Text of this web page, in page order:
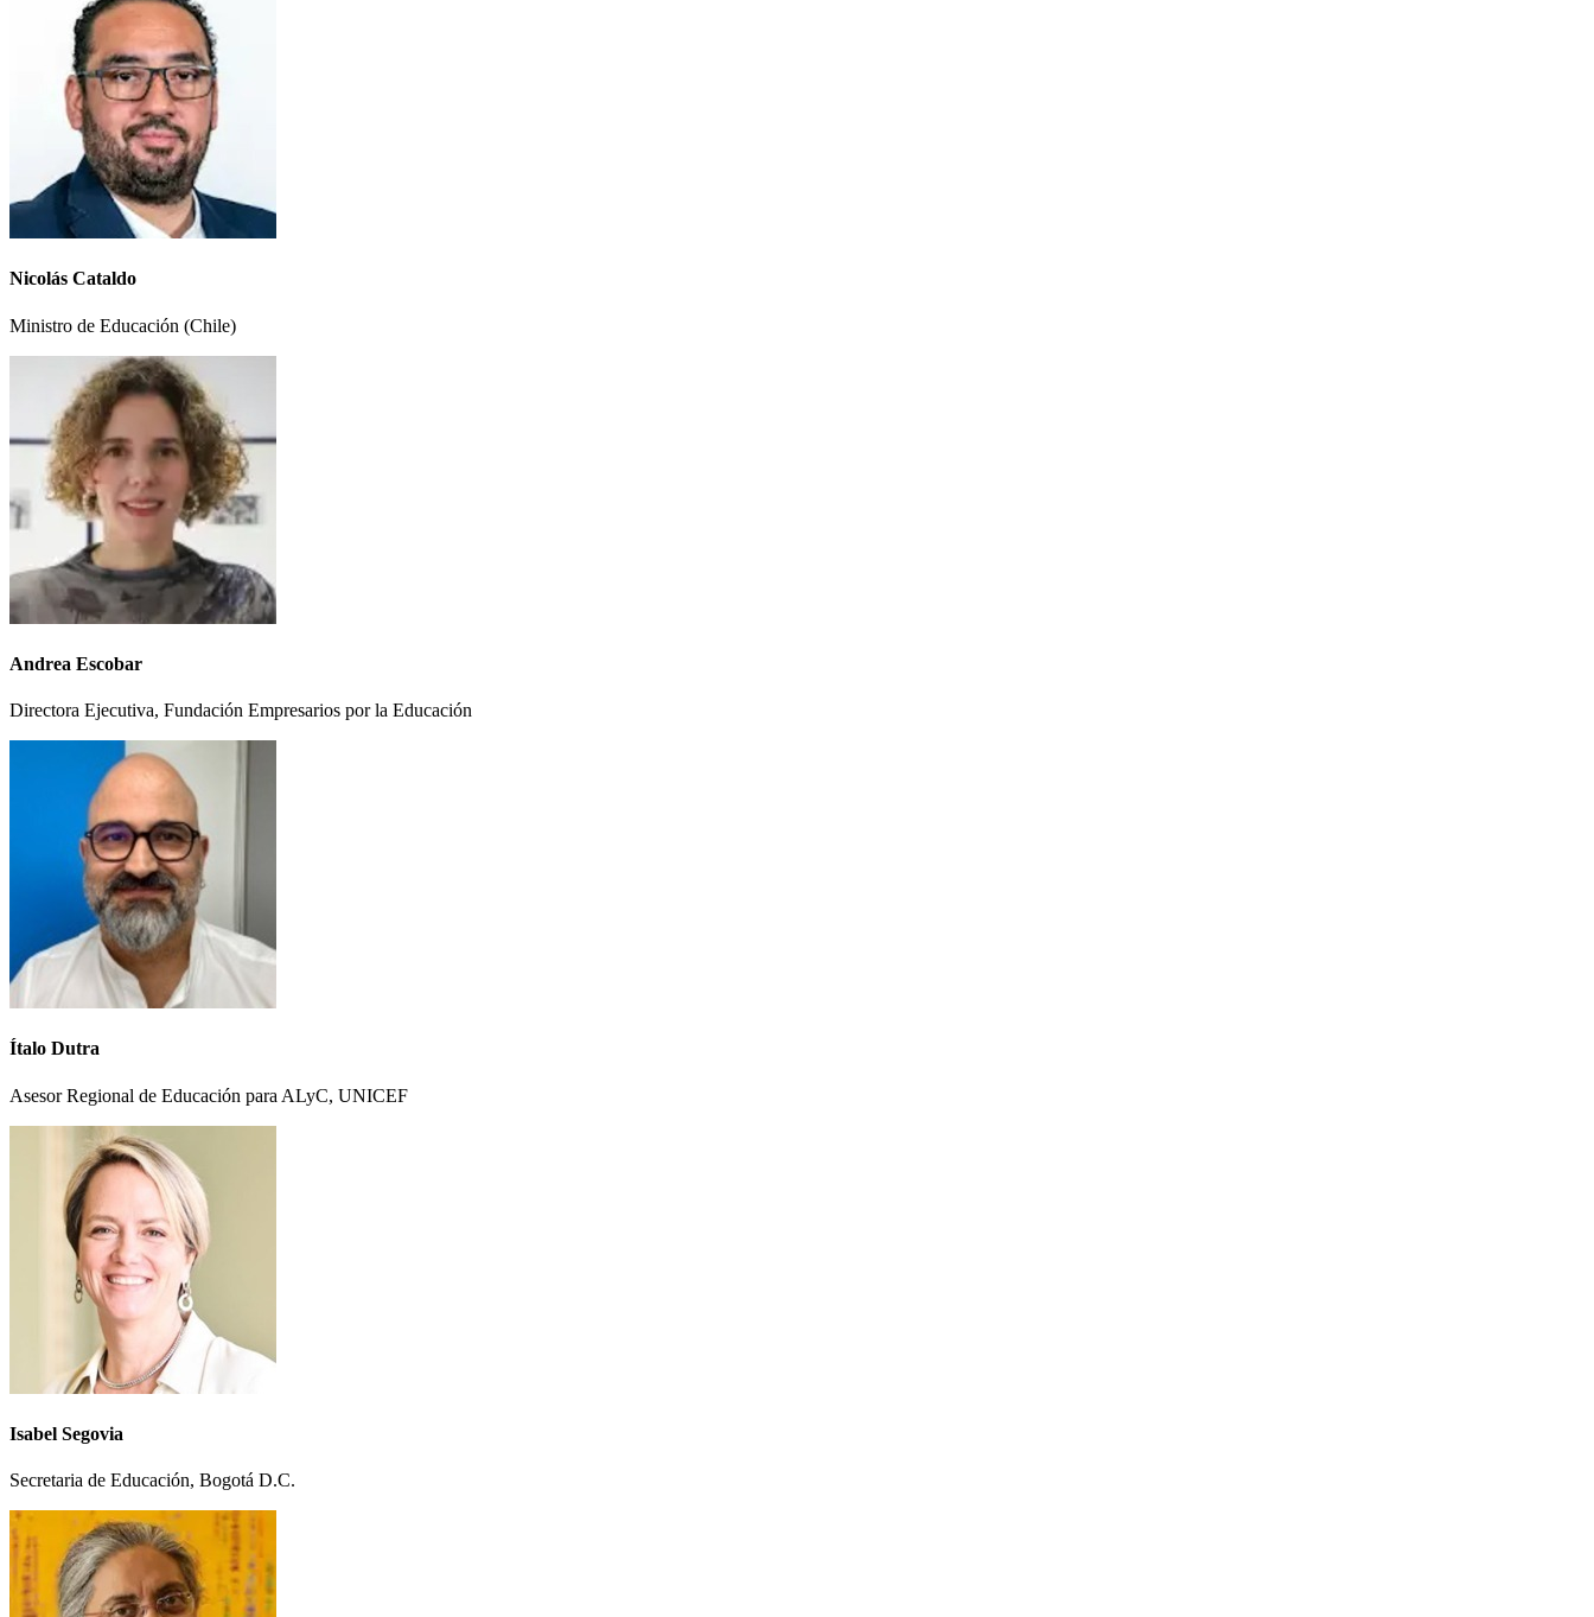
Nicolás Cataldo
Ministro de Educación (Chile)
Andrea Escobar
Directora Ejecutiva, Fundación Empresarios por la Educación
Ítalo Dutra
Asesor Regional de Educación para ALyC, UNICEF
Isabel Segovia
Secretaria de Educación, Bogotá D.C.